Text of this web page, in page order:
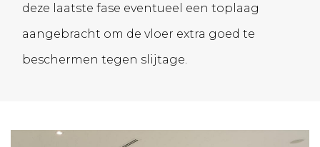
deze laatste fase eventueel een toplaag
aangebracht om de vloer extra goed te
beschermen tegen slijtage.